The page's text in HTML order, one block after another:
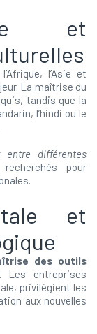
et
l’Asie et
La maîtrise du
tandis que la
l’hindi ou le
entre différentes
pour
et
des outils
Les entreprises
privilégient les
aux nouvelles